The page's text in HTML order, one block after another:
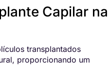
Capilar na
transplantados
proporcionando um